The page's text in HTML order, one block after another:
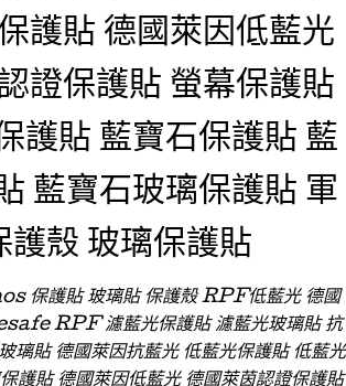
護貼 德國萊因低藍光
證保護貼 螢幕保護貼
護貼 藍寶石保護貼 藍
藍寶石玻璃保護貼 軍
護殼 玻璃保護貼
保護貼 玻璃貼 保護殼 RPF低藍光 德國
RPF 濾藍光保護貼 濾藍光玻璃貼 抗
璃貼 德國萊因抗藍光 低藍光保護貼 低藍光
護貼 德國萊因低藍光 德國萊茵認證保護貼